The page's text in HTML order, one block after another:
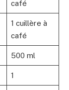
café
1 cuillère à
café
500 ml
1